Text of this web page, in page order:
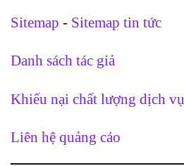
Sitemap - Sitemap tin tức
Danh sách tác giả
Khiếu nại chất lượng dịch vụ
Liên hệ quảng cáo